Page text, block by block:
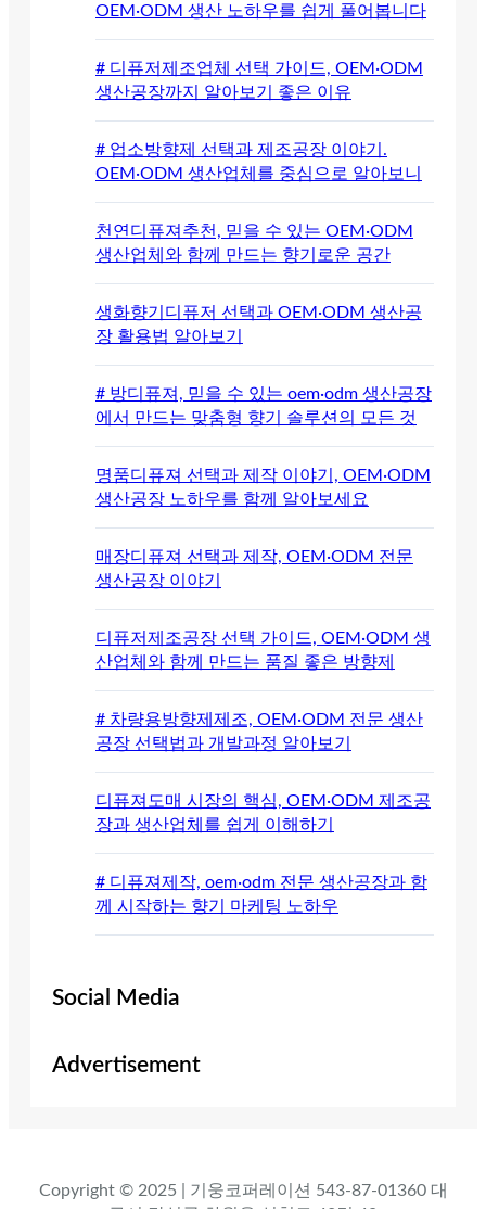
OEM·ODM 생산 노하우를 쉽게 풀어봅니다
# 디퓨저제조업체 선택 가이드, OEM·ODM
생산공장까지 알아보기 좋은 이유
# 업소방향제 선택과 제조공장 이야기.
OEM·ODM 생산업체를 중심으로 알아보니
천연디퓨져추천, 믿을 수 있는 OEM·ODM
생산업체와 함께 만드는 향기로운 공간
생화향기디퓨저 선택과 OEM·ODM 생산공
장 활용법 알아보기
# 방디퓨져, 믿을 수 있는 oem·odm 생산공장
에서 만드는 맞춤형 향기 솔루션의 모든 것
명품디퓨져 선택과 제작 이야기, OEM·ODM
생산공장 노하우를 함께 알아보세요
매장디퓨져 선택과 제작, OEM·ODM 전문
생산공장 이야기
디퓨저제조공장 선택 가이드, OEM·ODM 생
산업체와 함께 만드는 품질 좋은 방향제
# 차량용방향제제조, OEM·ODM 전문 생산
공장 선택법과 개발과정 알아보기
디퓨져도매 시장의 핵심, OEM·ODM 제조공
장과 생산업체를 쉽게 이해하기
# 디퓨져제작, oem·odm 전문 생산공장과 함
께 시작하는 향기 마케팅 노하우
Social Media
Advertisement
Copyright © 2025 | 기웅코퍼레이션 543-87-01360 대